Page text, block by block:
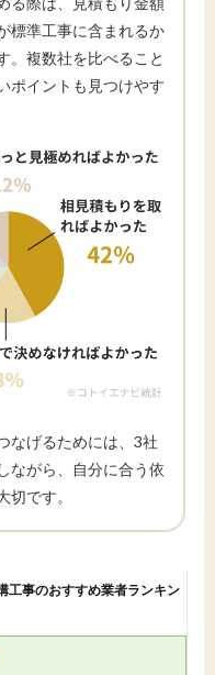
標準工事に含まれるか
。複数社を比べること
ポイントも見つけやす
なげるためには、3社
ながら、自分に合う依
切です。
工事のおすすめ業者ランキン